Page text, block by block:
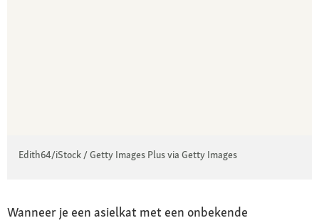
Edith64/iStock / Getty Images Plus via Getty Images
Wanneer je een asielkat met een onbekende